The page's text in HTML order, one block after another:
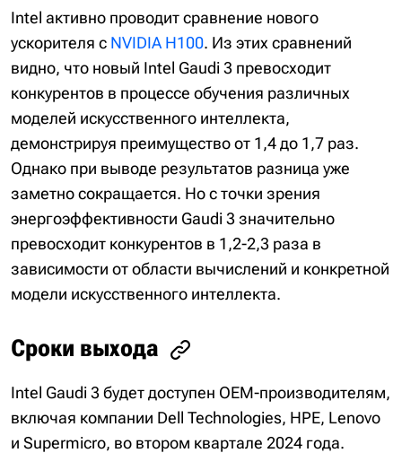
Intel активно проводит сравнение нового
ускорителя с NVIDIA H100. Из этих сравнений
видно, что новый Intel Gaudi 3 превосходит
конкурентов в процессе обучения различных
моделей искусственного интеллекта,
демонстрируя преимущество от 1,4 до 1,7 раз.
Однако при выводе результатов разница уже
заметно сокращается. Но с точки зрения
энергоэффективности Gaudi 3 значительно
превосходит конкурентов в 1,2-2,3 раза в
зависимости от области вычислений и конкретной
модели искусственного интеллекта.
Сроки выхода
Intel Gaudi 3 будет доступен OEM-производителям,
включая компании Dell Technologies, HPE, Lenovo
и Supermicro, во втором квартале 2024 года.